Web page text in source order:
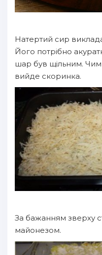
Натертий сир
Його потрібно
шар був щільним. Чим
вийде скоринка.
За бажанням зверху
майонезом.